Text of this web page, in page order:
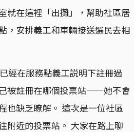
就在這裡「出攤」，幫助社區居
，安排義工和車輛接送選民去相
經在服務點義工説明下註冊過
被註冊在哪個投票站——她不會
也缺乏瞭解。 這次是一位社區
附近的投票站。 大家在路上聊